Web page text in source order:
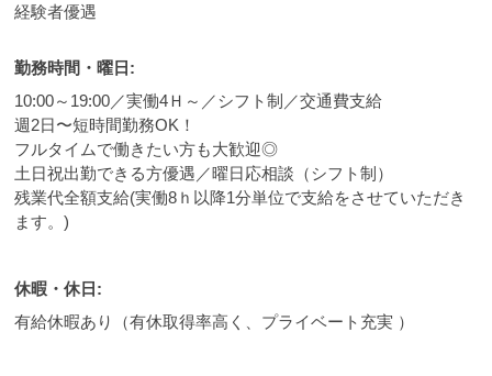
経験者優遇
勤務時間・曜日:
10:00～19:00／実働4Ｈ～／シフト制／交通費支給
週2日〜短時間勤務OK！
フルタイムで働きたい方も大歓迎◎
土日祝出勤できる方優遇／曜日応相談（シフト制）
残業代全額支給(実働8ｈ以降1分単位で支給をさせていただき
ます。)
休暇・休日:
有給休暇あり（有休取得率高く、プライベート充実 ）